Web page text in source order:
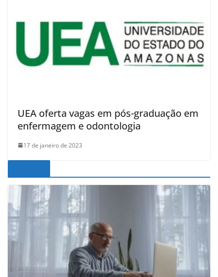
UEA oferta vagas em pós-graduação em
enfermagem e odontologia
17 de janeiro de 2023